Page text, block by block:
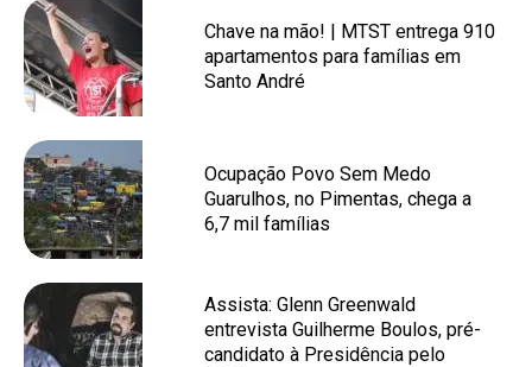
Chave na mão! | MTST entrega 910
apartamentos para famílias em
Santo André
Ocupação Povo Sem Medo
Guarulhos, no Pimentas, chega a
6,7 mil famílias
Assista: Glenn Greenwald
entrevista Guilherme Boulos, pré-
candidato à Presidência pelo